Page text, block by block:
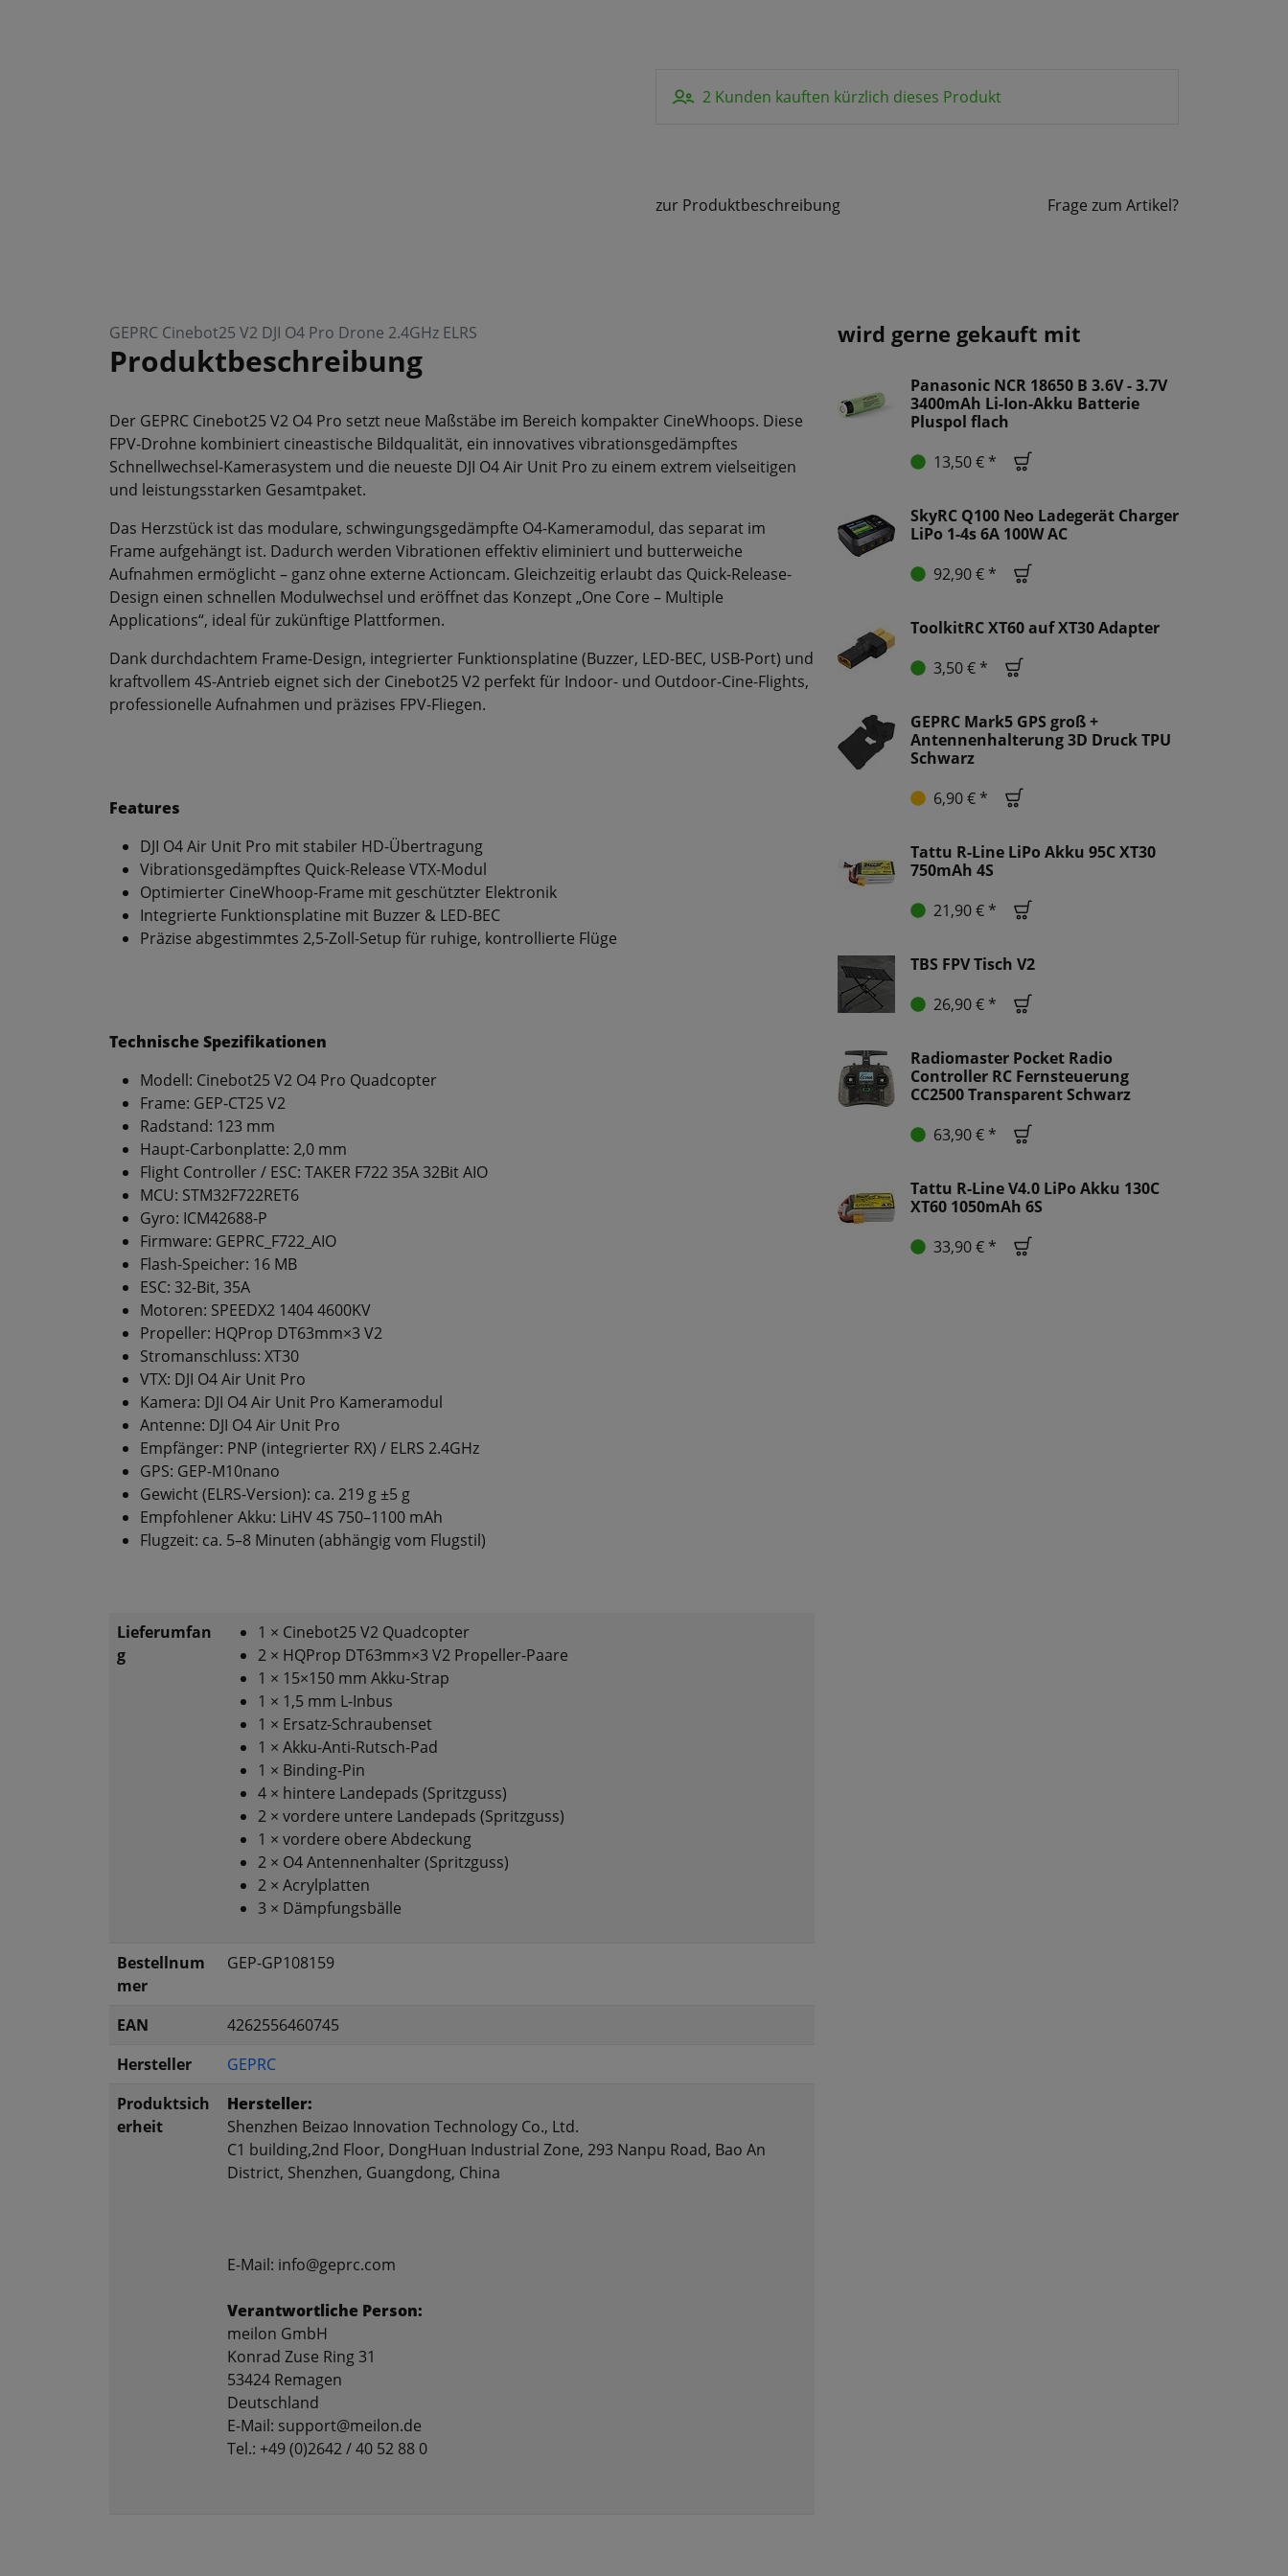
2 Kunden kauften kürzlich dieses Produkt
zur Produktbeschreibung Frage zum Artikel?
GEPRC Cinebot25 V2 DJI O4 Pro Drone 2.4GHz ELRS
Produktbeschreibung
Der GEPRC Cinebot25 V2 O4 Pro setzt neue Maßstäbe im Bereich kompakter CineWhoops. Diese
FPV-Drohne kombiniert cineastische Bildqualität, ein innovatives vibrationsgedämpftes
Schnellwechsel-Kamerasystem und die neueste DJI O4 Air Unit Pro zu einem extrem vielseitigen
und leistungsstarken Gesamtpaket.
Das Herzstück ist das modulare, schwingungsgedämpfte O4-Kameramodul, das separat im
Frame aufgehängt ist. Dadurch werden Vibrationen effektiv eliminiert und butterweiche
Aufnahmen ermöglicht – ganz ohne externe Actioncam. Gleichzeitig erlaubt das Quick-Release-
Design einen schnellen Modulwechsel und eröffnet das Konzept „One Core – Multiple
Applications“, ideal für zukünftige Plattformen.
Dank durchdachtem Frame-Design, integrierter Funktionsplatine (Buzzer, LED-BEC, USB-Port) und
kraftvollem 4S-Antrieb eignet sich der Cinebot25 V2 perfekt für Indoor- und Outdoor-Cine-Flights,
professionelle Aufnahmen und präzises FPV-Fliegen.
Features
DJI O4 Air Unit Pro mit stabiler HD-Übertragung
Vibrationsgedämpftes Quick-Release VTX-Modul
Optimierter CineWhoop-Frame mit geschützter Elektronik
Integrierte Funktionsplatine mit Buzzer & LED-BEC
Präzise abgestimmtes 2,5-Zoll-Setup für ruhige, kontrollierte Flüge
Technische Spezifikationen
Modell: Cinebot25 V2 O4 Pro Quadcopter
Frame: GEP-CT25 V2
Radstand: 123 mm
Haupt-Carbonplatte: 2,0 mm
Flight Controller / ESC: TAKER F722 35A 32Bit AIO
MCU: STM32F722RET6
Gyro: ICM42688-P
Firmware: GEPRC_F722_AIO
Flash-Speicher: 16 MB
ESC: 32-Bit, 35A
Motoren: SPEEDX2 1404 4600KV
Propeller: HQProp DT63mm×3 V2
Stromanschluss: XT30
VTX: DJI O4 Air Unit Pro
Kamera: DJI O4 Air Unit Pro Kameramodul
Antenne: DJI O4 Air Unit Pro
Empfänger: PNP (integrierter RX) / ELRS 2.4GHz
GPS: GEP-M10nano
Gewicht (ELRS-Version): ca. 219 g ±5 g
Empfohlener Akku: LiHV 4S 750–1100 mAh
Flugzeit: ca. 5–8 Minuten (abhängig vom Flugstil)
Lieferumfan
g
1 × Cinebot25 V2 Quadcopter
2 × HQProp DT63mm×3 V2 Propeller-Paare
1 × 15×150 mm Akku-Strap
1 × 1,5 mm L-Inbus
1 × Ersatz-Schraubenset
1 × Akku-Anti-Rutsch-Pad
1 × Binding-Pin
4 × hintere Landepads (Spritzguss)
2 × vordere untere Landepads (Spritzguss)
1 × vordere obere Abdeckung
2 × O4 Antennenhalter (Spritzguss)
2 × Acrylplatten
3 × Dämpfungsbälle
Bestellnum
mer
GEP-GP108159
EAN
4262556460745
Hersteller
GEPRC
Produktsich
erheit
Hersteller:
Shenzhen Beizao Innovation Technology Co., Ltd.
C1 building,2nd Floor, DongHuan Industrial Zone, 293 Nanpu Road, Bao An
District, Shenzhen, Guangdong, China
E-Mail: info@geprc.com
Verantwortliche Person:
meilon GmbH
Konrad Zuse Ring 31
53424 Remagen
Deutschland
E-Mail: support@meilon.de
Tel.: +49 (0)2642 / 40 52 88 0
wird gerne gekauft mit
Panasonic NCR 18650 B 3.6V - 3.7V
3400mAh Li-Ion-Akku Batterie
Pluspol flach
13,50 € *
SkyRC Q100 Neo Ladegerät Charger
LiPo 1-4s 6A 100W AC
92,90 € *
ToolkitRC XT60 auf XT30 Adapter
3,50 € *
GEPRC Mark5 GPS groß +
Antennenhalterung 3D Druck TPU
Schwarz
6,90 € *
Tattu R-Line LiPo Akku 95C XT30
750mAh 4S
21,90 € *
TBS FPV Tisch V2
26,90 € *
Radiomaster Pocket Radio
Controller RC Fernsteuerung
CC2500 Transparent Schwarz
63,90 € *
Tattu R-Line V4.0 LiPo Akku 130C
XT60 1050mAh 6S
33,90 € *